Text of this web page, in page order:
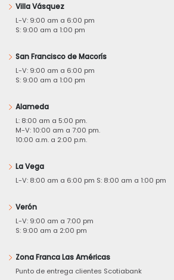
Villa Vásquez
L-V: 9:00 am a 6:00 pm
S: 9:00 am a 1:00 pm
San Francisco de Macorís
L-V: 9:00 am a 6:00 pm
S: 9:00 am a 1:00 pm
Alameda
L: 8:00 am a 5:00 pm.
M-V: 10:00 am a 7:00 pm.
10:00 a.m. a 2:00 p.m.
La Vega
L-V: 8:00 am a 6:00 pm S: 8:00 am a 1:00 pm
Verón
L-V: 9:00 am a 7:00 pm
S: 9:00 am a 2:00 pm
Zona Franca Las Américas
Punto de entrega clientes Scotiabank